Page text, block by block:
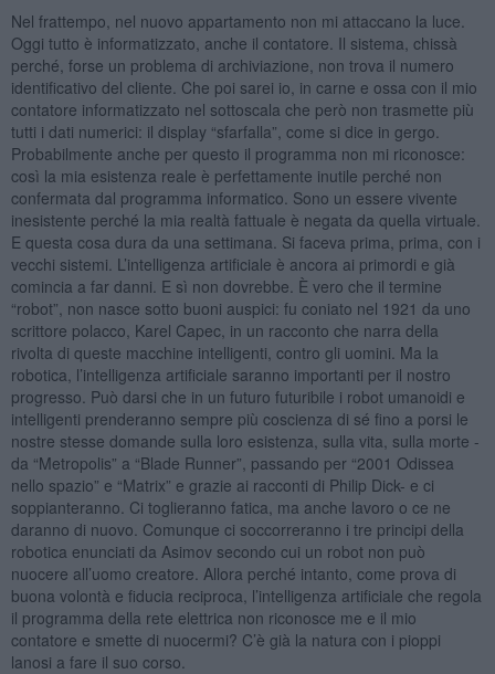
Nel frattempo, nel nuovo appartamento non mi attaccano la luce.
Oggi tutto è informatizzato, anche il contatore. Il sistema, chissà
perché, forse un problema di archiviazione, non trova il numero
identificativo del cliente. Che poi sarei io, in carne e ossa con il mio
contatore informatizzato nel sottoscala che però non trasmette più
tutti i dati numerici: il display “sfarfalla”, come si dice in gergo.
Probabilmente anche per questo il programma non mi riconosce:
così la mia esistenza reale è perfettamente inutile perché non
confermata dal programma informatico. Sono un essere vivente
inesistente perché la mia realtà fattuale è negata da quella virtuale.
E questa cosa dura da una settimana. Si faceva prima, prima, con i
vecchi sistemi. L’intelligenza artificiale è ancora ai primordi e già
comincia a far danni. E sì non dovrebbe. È vero che il termine
“robot”, non nasce sotto buoni auspici: fu coniato nel 1921 da uno
scrittore polacco, Karel Capec, in un racconto che narra della
rivolta di queste macchine intelligenti, contro gli uomini. Ma la
robotica, l’intelligenza artificiale saranno importanti per il nostro
progresso. Può darsi che in un futuro futuribile i robot umanoidi e
intelligenti prenderanno sempre più coscienza di sé fino a porsi le
nostre stesse domande sulla loro esistenza, sulla vita, sulla morte -
da “Metropolis” a “Blade Runner”, passando per “2001 Odissea
nello spazio” e “Matrix” e grazie ai racconti di Philip Dick- e ci
soppianteranno. Ci toglieranno fatica, ma anche lavoro o ce ne
daranno di nuovo. Comunque ci soccorreranno i tre principi della
robotica enunciati da Asimov secondo cui un robot non può
nuocere all’uomo creatore. Allora perché intanto, come prova di
buona volontà e fiducia reciproca, l’intelligenza artificiale che regola
il programma della rete elettrica non riconosce me e il mio
contatore e smette di nuocermi? C’è già la natura con i pioppi
lanosi a fare il suo corso.